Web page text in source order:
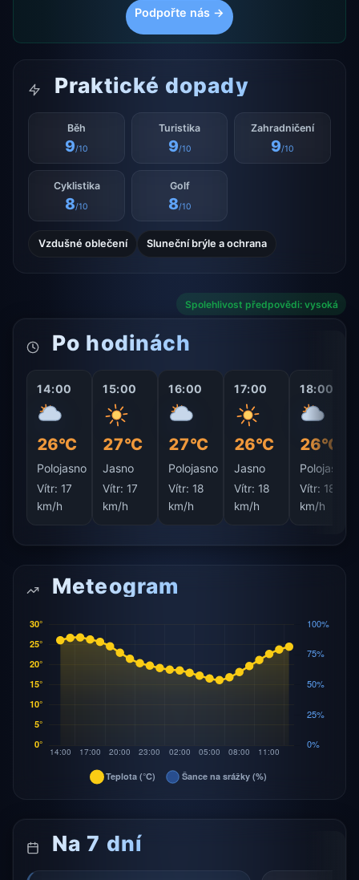
Podpořte nás →
Praktické dopady
Běh
9/10
Turistika
9/10
Zahradničení
9/10
Cyklistika
8/10
Golf
8/10
Vzdušné oblečení Sluneční brýle a ochrana
Spolehlivost předpovědi: vysoká
Po hodinách
14:00
26°C
Polojasno
Vítr: 17
km/h
15:00
27°C
Jasno
Vítr: 17
km/h
16:00
27°C
Polojasno
Vítr: 18
km/h
17:00
26°C
Jasno
Vítr: 18
km/h
18:00
26°C
Polojasno
Vítr: 18
km/h
Meteogram
Na 7 dní